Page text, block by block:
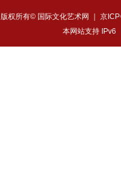
版权所有© 国际文化艺术网 ｜ 京
本网站支持 IPv6